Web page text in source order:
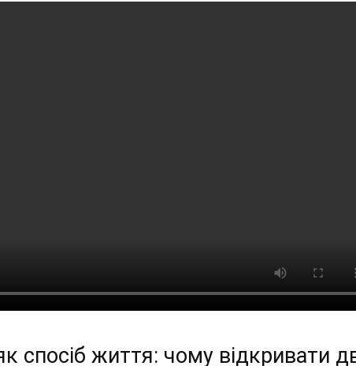
спосіб життя: чому відкривати